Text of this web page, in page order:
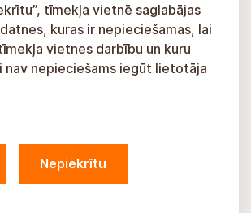
tīmekļa vietnē saglabājas
kuras ir nepieciešamas, lai
vietnes darbību un kuru
nav nepieciešams iegūt lietotāja
Nepiekrītu